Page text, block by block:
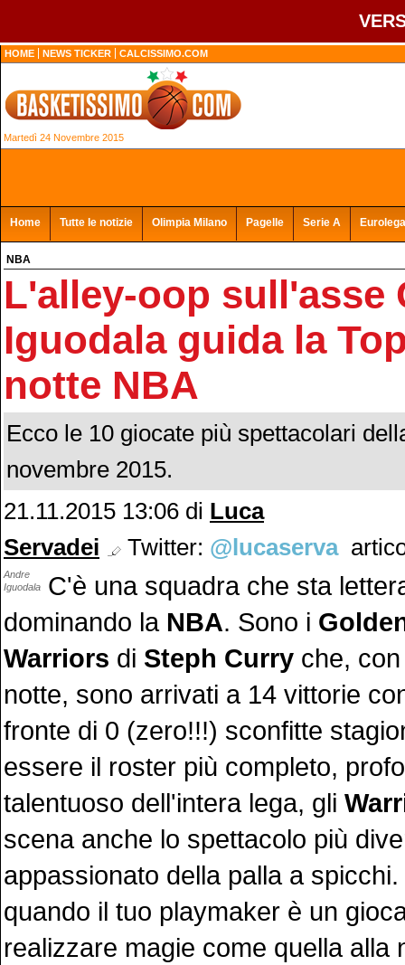
HOME NEWS TICKER CALCISSIMO.COM
Martedì 24 Novembre 2015
Home Tutte le notizie Olimpia Milano Pagelle Serie A Eurolega
NBA
L'alley-oop sull'asse
Iguodala guida la
notte NBA
Ecco le 10 giocate più spettacolari
novembre 2015.
21.11.2015 13:06 di Luca
Servadei
Twitter: @lucaserva
Andre
Iguodala
C'è una squadra che sta
dominando la NBA. Sono i
Warriors di Steph Curry che,
notte, sono arrivati a 14 vittorie
fronte di 0 (zero!!!) sconfitte
essere il roster più completo,
talentuoso dell'intera lega, gli
scena anche lo spettacolo più
appassionato della palla a
quando il tuo playmaker è un
realizzare magie come quella alla